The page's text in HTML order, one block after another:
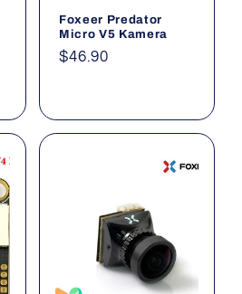
Foxeer Predator
Micro V5 Kamera
Normaler
$46.90